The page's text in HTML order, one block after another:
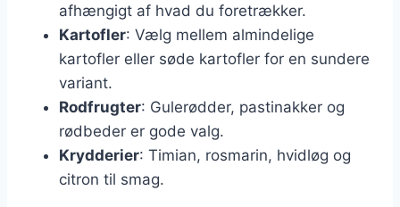
afhængigt af hvad du foretrækker.
Kartofler: Vælg mellem almindelige
kartofler eller søde kartofler for en sundere
variant.
Rodfrugter: Gulerødder, pastinakker og
rødbeder er gode valg.
Krydderier: Timian, rosmarin, hvidløg og
citron til smag.